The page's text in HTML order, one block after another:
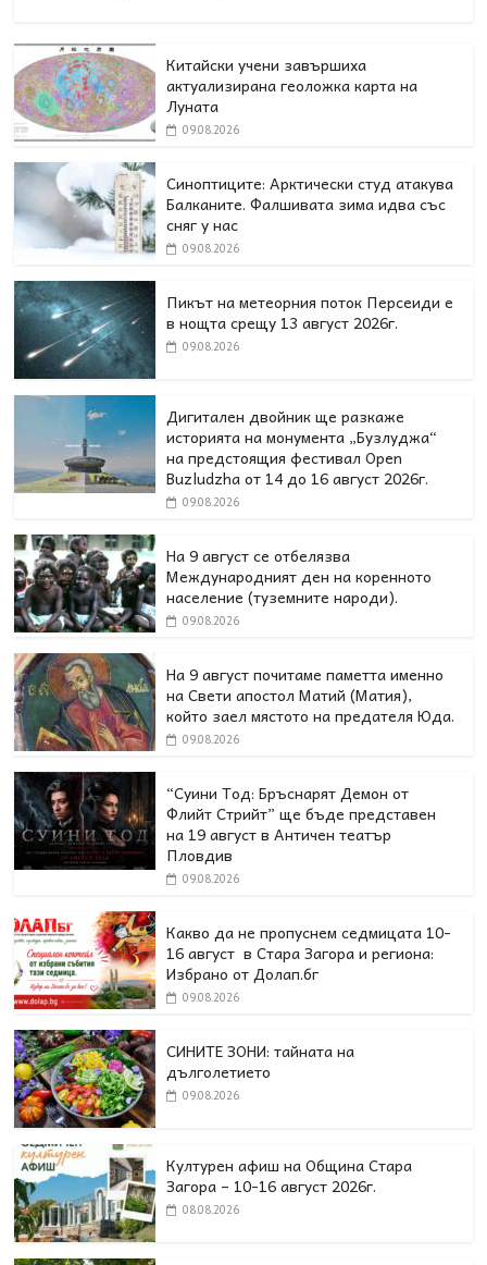
Китайски учени завършиха
актуализирана геоложка карта на
Луната
09.08.2026
Синоптиците: Арктически студ атакува
Балканите. Фалшивата зима идва със
сняг у нас
09.08.2026
Пикът на метеорния поток Персеиди е
в нощта срещу 13 август 2026г.
09.08.2026
Дигитален двойник ще разкаже
историята на монумента „Бузлуджа“
на предстоящия фестивал Open
Buzludzha от 14 до 16 август 2026г.
09.08.2026
На 9 август се отбелязва
Международният ден на коренното
население (туземните народи).
09.08.2026
На 9 август почитаме паметта именно
на Свети апостол Матий (Матия),
който заел мястото на предателя Юда.
09.08.2026
“Суини Тод: Бръснарят Демон от
Флийт Стрийт” ще бъде представен
на 19 август в Античен театър
Пловдив
09.08.2026
Какво да не пропуснем седмицата 10-
16 август в Стара Загора и региона:
Избрано от Долап.бг
09.08.2026
СИНИТЕ ЗОНИ: тайната на
дълголетието
09.08.2026
Културен афиш на Община Стара
Загора – 10-16 август 2026г.
08.08.2026